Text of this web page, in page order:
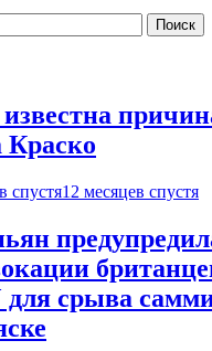
спустя12 месяцев спустя
срыва